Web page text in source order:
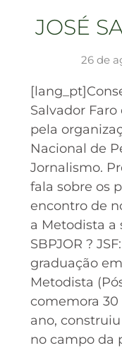
JOSÉ
26 de
Salvador
pela
Nacional de
Jornalismo.
fala sobre os
encontro de
a Metodista a
SBPJOR ?
graduação
Metodista
comemora
ano,
no campo da